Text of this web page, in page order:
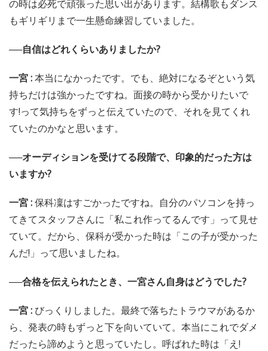
の時は必死で頑張った思い出があります。結構歌もダンス
もギリギリまで一生懸命練習していました。
──自信はどれくらいありましたか?
一宮 :本当になかったです。でも、絶対になるぞという気
持ちだけは強かったですね。面接の時から受かりたいで
す!って気持ちをずっと伝えていたので、それを見てくれ
ていたのかなと思います。
──オーディションを受けてる段階で、印象的だった方は
いますか?
一宮 :保科凜はすごかったですね。自分のパソコンを持っ
てきてスタッフさんに「私これ作ってるんです」って見せ
ていて。だから、保科が受かった時は「この子が受かった
んだ!」って思いましたね。
──合格を伝えられたとき、一宮さん自身はどうでした?
一宮 : びっくりしました。最終で落ちたトラウマがあるか
ら、発表の時もずっと下を向いていて。本当にこれでダメ
だったら諦めようと思っていたし。呼ばれた時は「え!